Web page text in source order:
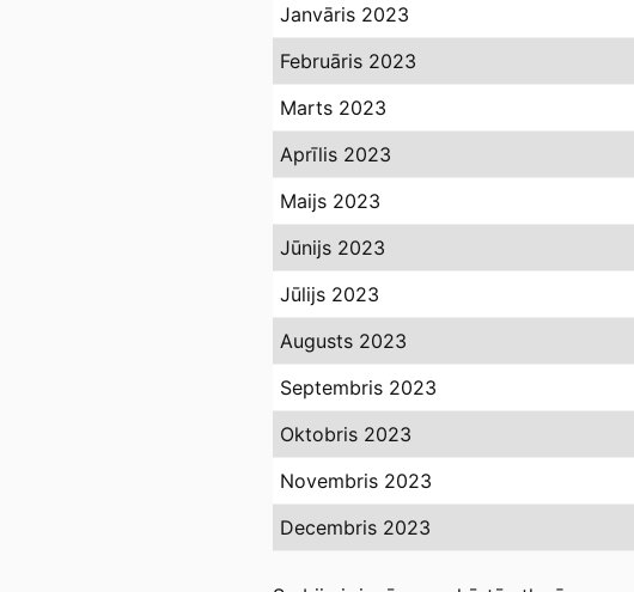
Janvāris 2023
Februāris 2023
Marts 2023
Aprīlis 2023
Maijs 2023
Jūnijs 2023
Jūlijs 2023
Augusts 2023
Septembris 2023
Oktobris 2023
Novembris 2023
Decembris 2023